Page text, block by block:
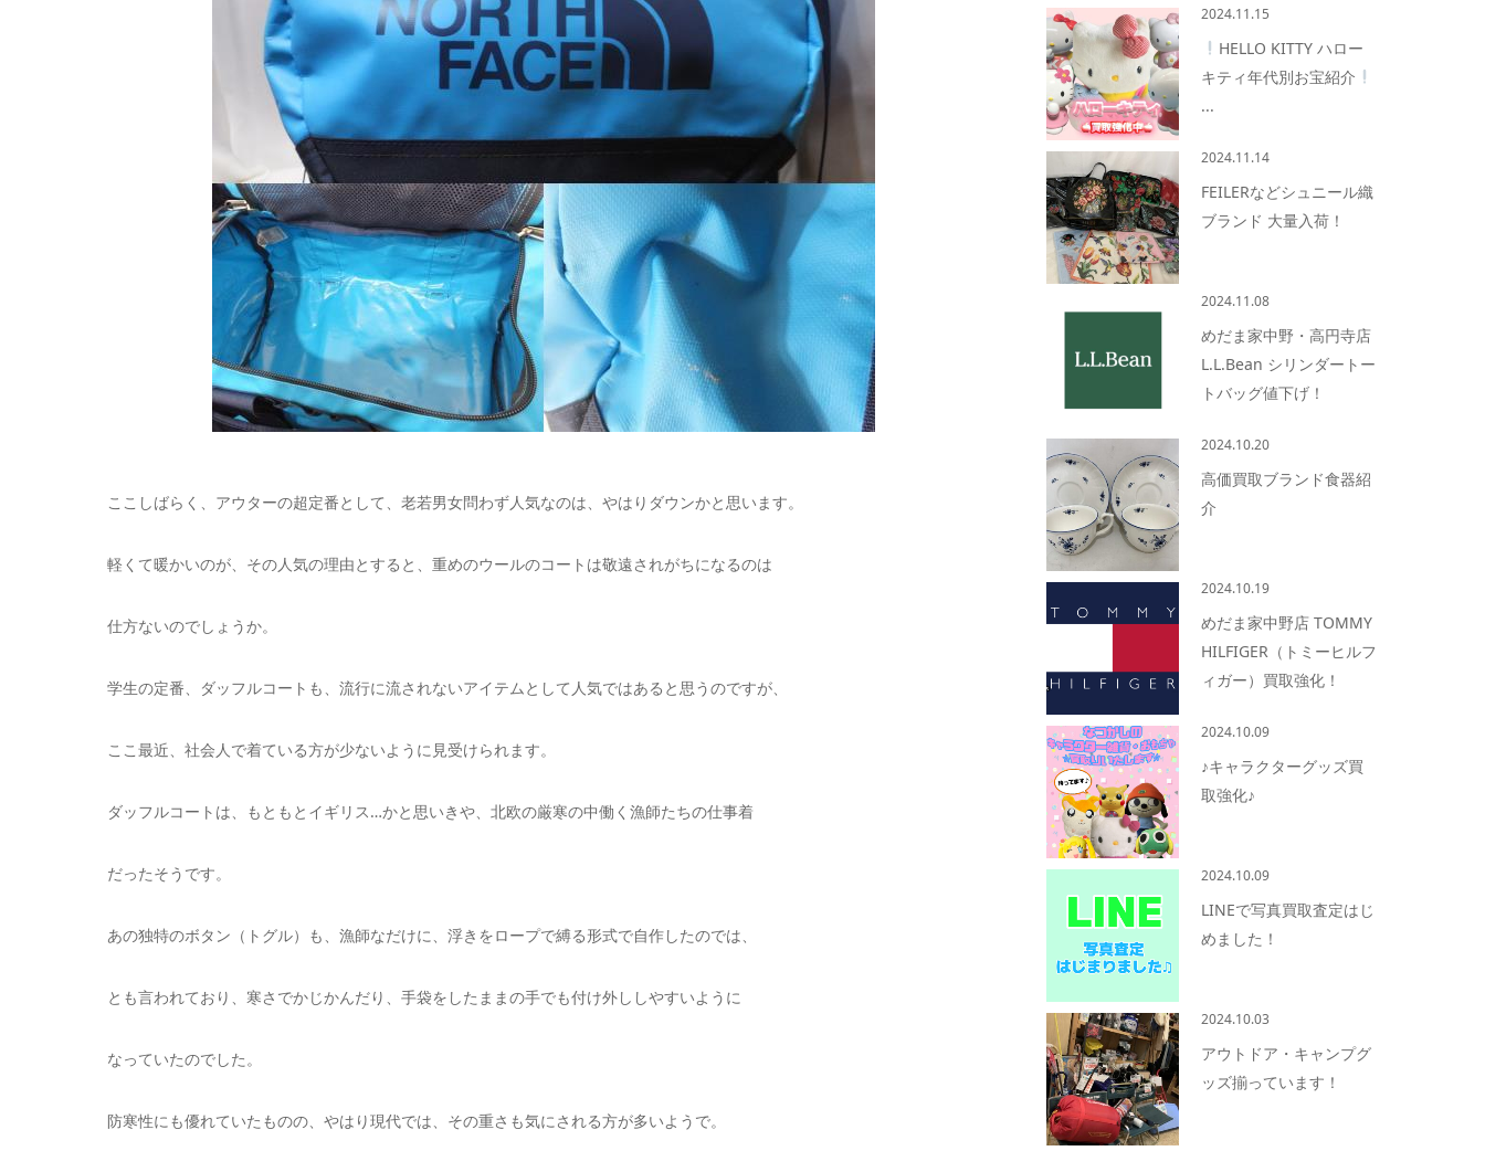
ここしばらく、アウターの超定番として、老若男女問わず人気なのは、やはりダウンかと思います。
軽くて暖かいのが、その人気の理由とすると、重めのウールのコートは敬遠されがちになるのは
仕方ないのでしょうか。
学生の定番、ダッフルコートも、流行に流されないアイテムとして人気ではあると思うのですが、
ここ最近、社会人で着ている方が少ないように見受けられます。
ダッフルコートは、もともとイギリス…かと思いきや、北欧の厳寒の中働く漁師たちの仕事着
だったそうです。
あの独特のボタン（トグル）も、漁師なだけに、浮きをロープで縛る形式で自作したのでは、
とも言われており、寒さでかじかんだり、手袋をしたままの手でも付け外ししやすいように
なっていたのでした。
防寒性にも優れていたものの、やはり現代では、その重さも気にされる方が多いようで。
2024.11.15
HELLO KITTY ハロー
キティ年代別お宝紹介
...
2024.11.14
FEILERなどシュニール織
ブランド 大量入荷！
2024.11.08
めだま家中野・高円寺店
L.L.Bean シリンダートー
トバッグ値下げ！
2024.10.20
高価買取ブランド食器紹
介
2024.10.19
めだま家中野店 TOMMY
HILFIGER（トミーヒルフ
ィガー）買取強化！
2024.10.09
♪キャラクターグッズ買
取強化♪
2024.10.09
LINEで写真買取査定はじ
めました！
2024.10.03
アウトドア・キャンプグ
ッズ揃っています！